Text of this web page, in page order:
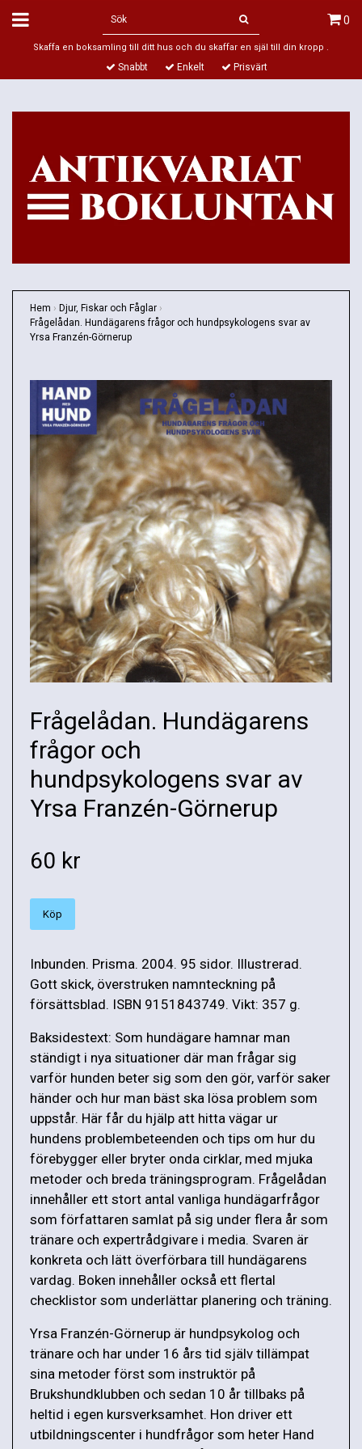
0
Skaffa en boksamling till ditt hus och du skaffar en själ till din kropp .
Snabbt Enkelt Prisvärt
Hem › Djur, Fiskar och Fåglar ›
Frågelådan. Hundägarens frågor och hundpsykologens svar av
Yrsa Franzén-Görnerup
Frågelådan. Hundägarens
frågor och
hundpsykologens svar av
Yrsa Franzén-Görnerup
60 kr
Köp
Inbunden. Prisma. 2004. 95 sidor. Illustrerad.
Gott skick, överstruken namnteckning på
försättsblad. ISBN 9151843749. Vikt: 357 g.
Baksidestext: Som hundägare hamnar man
ständigt i nya situationer där man frågar sig
varför hunden beter sig som den gör, varför saker
händer och hur man bäst ska lösa problem som
uppstår. Här får du hjälp att hitta vägar ur
hundens problembeteenden och tips om hur du
förebygger eller bryter onda cirklar, med mjuka
metoder och breda träningsprogram. Frågelådan
innehåller ett stort antal vanliga hundägarfrågor
som författaren samlat på sig under flera år som
tränare och expertrådgivare i media. Svaren är
konkreta och lätt överförbara till hundägarens
vardag. Boken innehåller också ett flertal
checklistor som underlättar planering och träning.
Yrsa Franzén-Görnerup är hundpsykolog och
tränare och har under 16 års tid själv tillämpat
sina metoder först som instruktör på
Brukshundklubben och sedan 10 år tillbaks på
heltid i egen kursverksamhet. Hon driver ett
utbildningscenter i hundfrågor som heter Hand